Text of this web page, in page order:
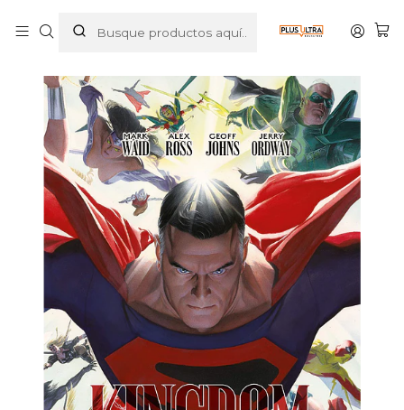
KINGDOM COME - LA SAGA COMPLETA - ECC